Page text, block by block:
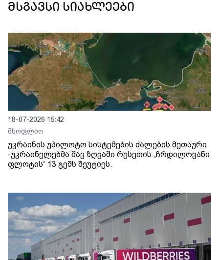
მსგავსი სიახლეები
18-07-2026 15:42
მსოფლიო
უკრაინის უპილოტო სისტემების ძალების მეთაური
-უკრაინელებმა შავ ზღვაში რუსეთის „ჩრდილოვანი
ფლოტის“ 13 გემს შეუტიეს.